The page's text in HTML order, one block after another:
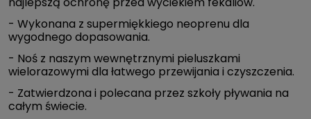
- Wykonana z supermiękkiego neoprenu dla
wygodnego dopasowania.
- Noś z naszym wewnętrznymi pieluszkami
wielorazowymi dla łatwego przewijania i czyszczenia.
- Zatwierdzona i polecana przez szkoły pływania na
całym świecie.